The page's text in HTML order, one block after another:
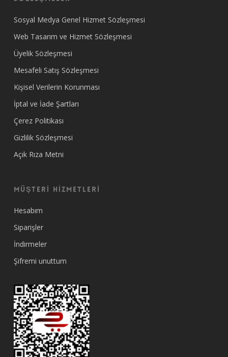
Sosyal Medya Genel Hizmet Sözleşmesi
Web Tasarım ve Hizmet Sözleşmesi
Üyelik Sözleşmesi
Mesafeli Satış Sözleşmesi
Kişisel Verilerin Korunması
İptal ve İade Şartları
Çerez Politikası
Gizlilik Sözleşmesi
Açık Rıza Metni
MÜŞTERİ HİZMETLERİ
Hesabım
Siparişler
İndirmeler
Şifremi unuttum